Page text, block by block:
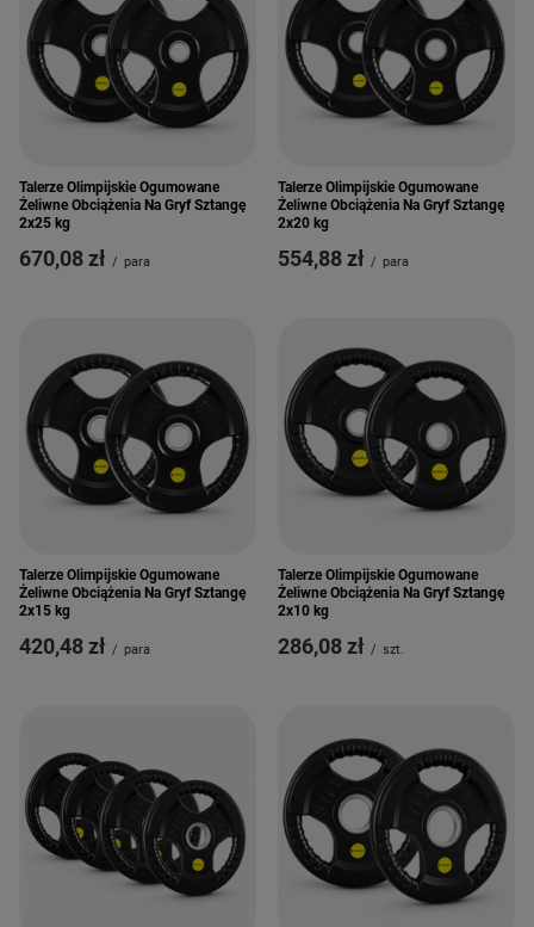
Talerze Olimpijskie Ogumowane
Żeliwne Obciążenia Na Gryf Sztangę
2x25 kg
670,08 zł / para
Talerze Olimpijskie Ogumowane
Żeliwne Obciążenia Na Gryf Sztangę
2x20 kg
554,88 zł / para
Talerze Olimpijskie Ogumowane
Żeliwne Obciążenia Na Gryf Sztangę
2x15 kg
420,48 zł / para
Talerze Olimpijskie Ogumowane
Żeliwne Obciążenia Na Gryf Sztangę
2x10 kg
286,08 zł / szt.